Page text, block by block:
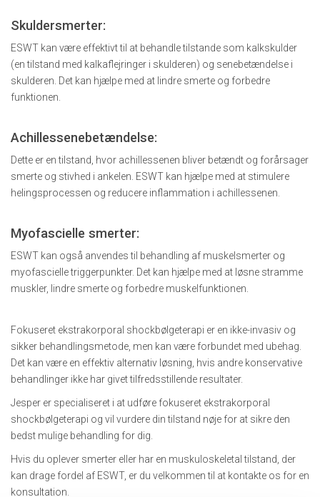
Skuldersmerter:
ESWT kan være effektivt til at behandle tilstande som kalkskulder
(en tilstand med kalkaflejringer i skulderen) og senebetændelse i
skulderen. Det kan hjælpe med at lindre smerte og forbedre
funktionen.
Achillessenebetændelse:
Dette er en tilstand, hvor achillessenen bliver betændt og forårsager
smerte og stivhed i ankelen. ESWT kan hjælpe med at stimulere
helingsprocessen og reducere inflammation i achillessenen.
Myofascielle smerter:
ESWT kan også anvendes til behandling af muskelsmerter og
myofascielle triggerpunkter. Det kan hjælpe med at løsne stramme
muskler, lindre smerte og forbedre muskelfunktionen.
Fokuseret ekstrakorporal shockbølgeterapi er en ikke-invasiv og
sikker behandlingsmetode, men kan være forbundet med ubehag.
Det kan være en effektiv alternativ løsning, hvis andre konservative
behandlinger ikke har givet tilfredsstillende resultater.
Jesper er specialiseret i at udføre fokuseret ekstrakorporal
shockbølgeterapi og vil vurdere din tilstand nøje for at sikre den
bedst mulige behandling for dig.
Hvis du oplever smerter eller har en muskuloskeletal tilstand, der
kan drage fordel af ESWT, er du velkommen til at kontakte os for en
konsultation.